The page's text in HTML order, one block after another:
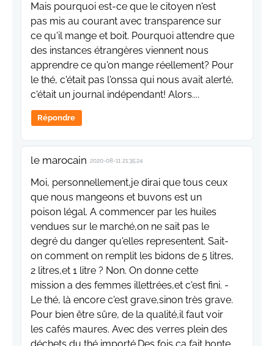
Mais pourquoi est-ce que le citoyen n'est
pas mis au courant avec transparence sur
ce qu'il mange et boit. Pourquoi attendre que
des instances étrangères viennent nous
apprendre ce qu'on mange réellement? Pour
le thé, c'était pas l'onssa qui nous avait alerté,
c'était un journal indépendant! Alors....
Répondre
le marocain 2020-08-11 21:35:24
Moi, personnellement,je dirai que tous ceux
que nous mangeons et buvons est un
poison légal. A commencer par les huiles
vendues sur le marché,on ne sait pas le
degré du danger qu'elles representent. Sait-
on comment on remplit les bidons de 5 litres,
2 litres,et 1 litre ? Non. On donne cette
mission a des femmes illettrées,et c'est fini. -
Le thé, là encore c'est grave,sinon très grave.
Pour bien être sûre, de la qualité,il faut voir
les cafés maures. Avec des verres plein des